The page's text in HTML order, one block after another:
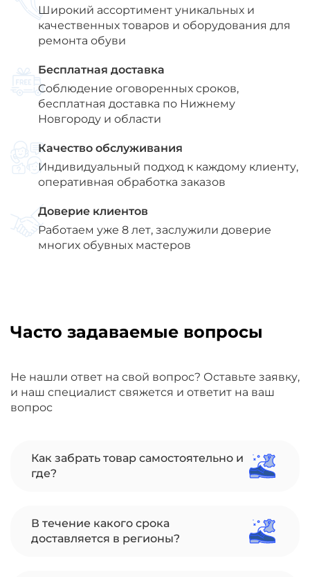
Широкий ассортимент уникальных и
качественных товаров и оборудования для
ремонта обуви
Бесплатная доставка
Соблюдение оговоренных сроков,
бесплатная доставка по Нижнему
Новгороду и области
Качество обслуживания
Индивидуальный подход к каждому клиенту,
оперативная обработка заказов
Доверие клиентов
Работаем уже 8 лет, заслужили доверие
многих обувных мастеров
Часто задаваемые вопросы
Не нашли ответ на свой вопрос? Оставьте заявку,
и наш специалист свяжется и ответит на ваш
вопрос
Как забрать товар самостоятельно и
где?
В течение какого срока
доставляется в регионы?